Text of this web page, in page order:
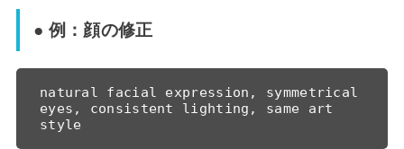
● 例：顔の修正
natural facial expression, symmetrical
eyes, consistent lighting, same art